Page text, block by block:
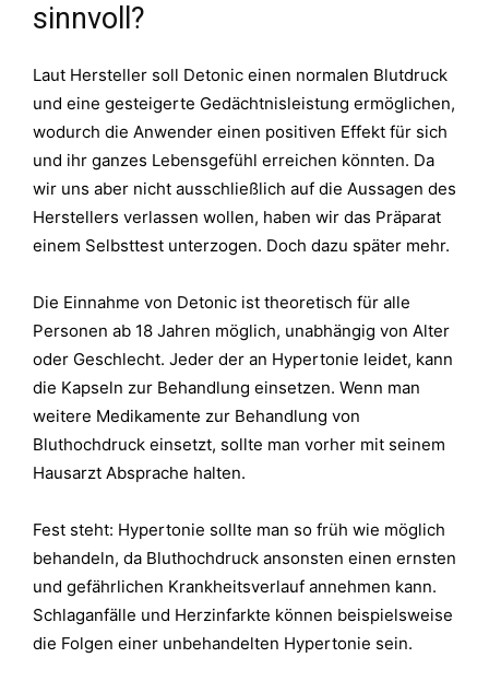
sinnvoll?
Laut Hersteller soll Detonic einen normalen Blutdruck
und eine gesteigerte Gedächtnisleistung ermöglichen,
wodurch die Anwender einen positiven Effekt für sich
und ihr ganzes Lebensgefühl erreichen könnten. Da
wir uns aber nicht ausschließlich auf die Aussagen des
Herstellers verlassen wollen, haben wir das Präparat
einem Selbsttest unterzogen. Doch dazu später mehr.
Die Einnahme von Detonic ist theoretisch für alle
Personen ab 18 Jahren möglich, unabhängig von Alter
oder Geschlecht. Jeder der an Hypertonie leidet, kann
die Kapseln zur Behandlung einsetzen. Wenn man
weitere Medikamente zur Behandlung von
Bluthochdruck einsetzt, sollte man vorher mit seinem
Hausarzt Absprache halten.
Fest steht: Hypertonie sollte man so früh wie möglich
behandeln, da Bluthochdruck ansonsten einen ernsten
und gefährlichen Krankheitsverlauf annehmen kann.
Schlaganfälle und Herzinfarkte können beispielsweise
die Folgen einer unbehandelten Hypertonie sein.